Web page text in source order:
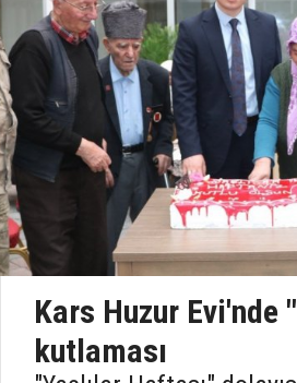
Kars Huzur Evi'nde
kutlaması